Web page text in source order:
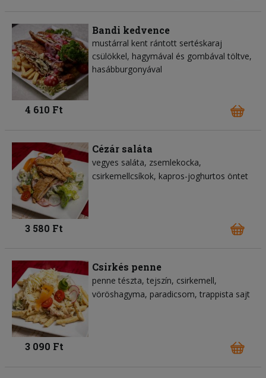
Bandi kedvence
mustárral kent rántott sertéskaraj
csülökkel, hagymával és gombával töltve,
hasábburgonyával
4 610 Ft
Cézár saláta
vegyes saláta zsemlekocka
csirkemellcsíkok kapros-joghurtos öntet
3 580 Ft
Csirkés penne
penne tészta tejszín csirkemell
vöröshagyma paradicsom trappista sajt
3 090 Ft